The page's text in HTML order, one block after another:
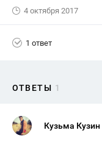
4 октября 2017
1 ответ
ОТВЕТЫ 1
Кузьма Кузин